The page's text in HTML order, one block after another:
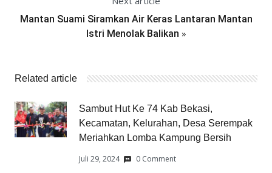
Mantan Suami Siramkan Air Keras Lantaran Mantan
Istri Menolak Balikan »
Related article
Sambut Hut Ke 74 Kab Bekasi,
Kecamatan, Kelurahan, Desa Serempak
Meriahkan Lomba Kampung Bersih
Juli 29, 2024 0 Comment